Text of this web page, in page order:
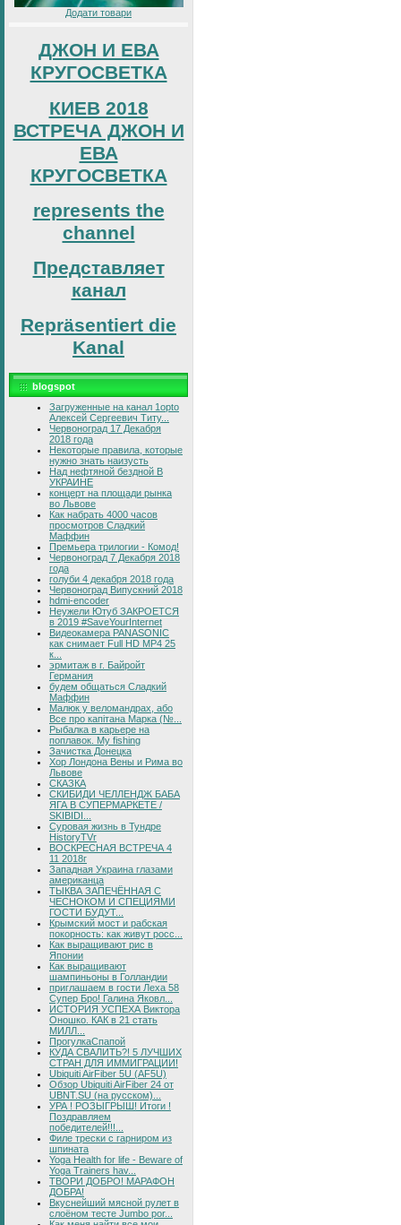
Додати товари
ДЖОН И ЕВА
КРУГОСВЕТКА
КИЕВ 2018
ВСТРЕЧА ДЖОН И
ЕВА
КРУГОСВЕТКА
represents the
channel
Представляет
канал
Repräsentiert die
Kanal
blogspot
Загруженные на канал 1opto
Алексей Сергеевич Титу...
Червоноград 17 Декабря
2018 года
Некоторые правила, которые
нужно знать наизусть
Над нефтяной бездной В
УКРАИНЕ
концерт на площади рынка
во Львове
Как набрать 4000 часов
просмотров Сладкий
Маффин
Премьера трилогии - Комод!
Червоноград 7 Декабря 2018
года
голуби 4 декабря 2018 года
Червоноград Випускний 2018
hdmi-encoder
Неужели Ютуб ЗАКРОЕТСЯ
в 2019 #SaveYourInternet
Видеокамера PANASONIC
как снимает Full HD MP4 25
к...
эрмитаж в г. Байройт
Германия
будем общаться Сладкий
Маффин
Малюк у веломандрах, або
Все про капітана Марка (№...
Рыбалка в карьере на
поплавок. My fishing
Зачистка Донецка
Хор Лондона Вены и Рима во
Львове
СКАЗКА
СКИБИДИ ЧЕЛЛЕНДЖ БАБА
ЯГА В СУПЕРМАРКЕТЕ /
SKIBIDI...
Суровая жизнь в Тундре
HistoryTVr
ВОСКРЕСНАЯ ВСТРЕЧА 4
11 2018г
Западная Украина глазами
американца
ТЫКВА ЗАПЕЧЁННАЯ С
ЧЕСНОКОМ И СПЕЦИЯМИ
ГОСТИ БУДУТ...
Крымский мост и рабская
покорность: как живут росс...
Как выращивают рис в
Японии
Как выращивают
шампиньоны в Голландии
приглашаем в гости Леха 58
Супер Бро! Галина Яковл...
ИСТОРИЯ УСПЕХА Виктора
Оношко. КАК в 21 стать
МИЛЛ...
ПрогулкаСпапой
КУДА СВАЛИТЬ?! 5 ЛУЧШИХ
СТРАН ДЛЯ ИММИГРАЦИИ!
Ubiquiti AirFiber 5U (AF5U)
Обзор Ubiquiti AirFiber 24 от
UBNT.SU (на русском)...
УРА ! РОЗЫГРЫШ! Итоги !
Поздравляем
победителей!!!...
Филе трески с гарниром из
шпината
Yoga Health for life - Beware of
Yoga Trainers hav...
ТВОРИ ДОБРО! МАРАФОН
ДОБРА!
Вкуснейший мясной рулет в
слоёном тесте Jumbo por...